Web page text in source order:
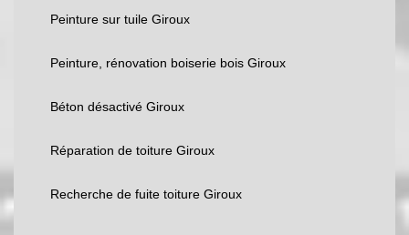
Peinture sur tuile Giroux
Peinture, rénovation boiserie bois Giroux
Béton désactivé Giroux
Réparation de toiture Giroux
Recherche de fuite toiture Giroux